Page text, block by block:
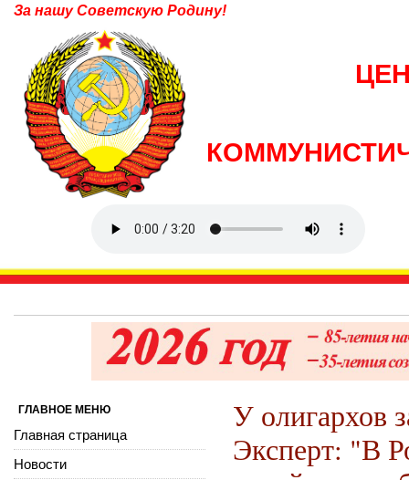
За нашу Советскую Родину!
У олигархов
Эксперт: "В
ГЛАВНОЕ МЕНЮ
Главная страница
Новости